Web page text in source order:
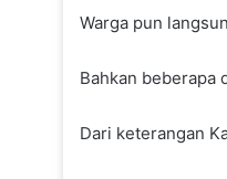
Warga pun
Bahkan beberapa
Dari keterangan